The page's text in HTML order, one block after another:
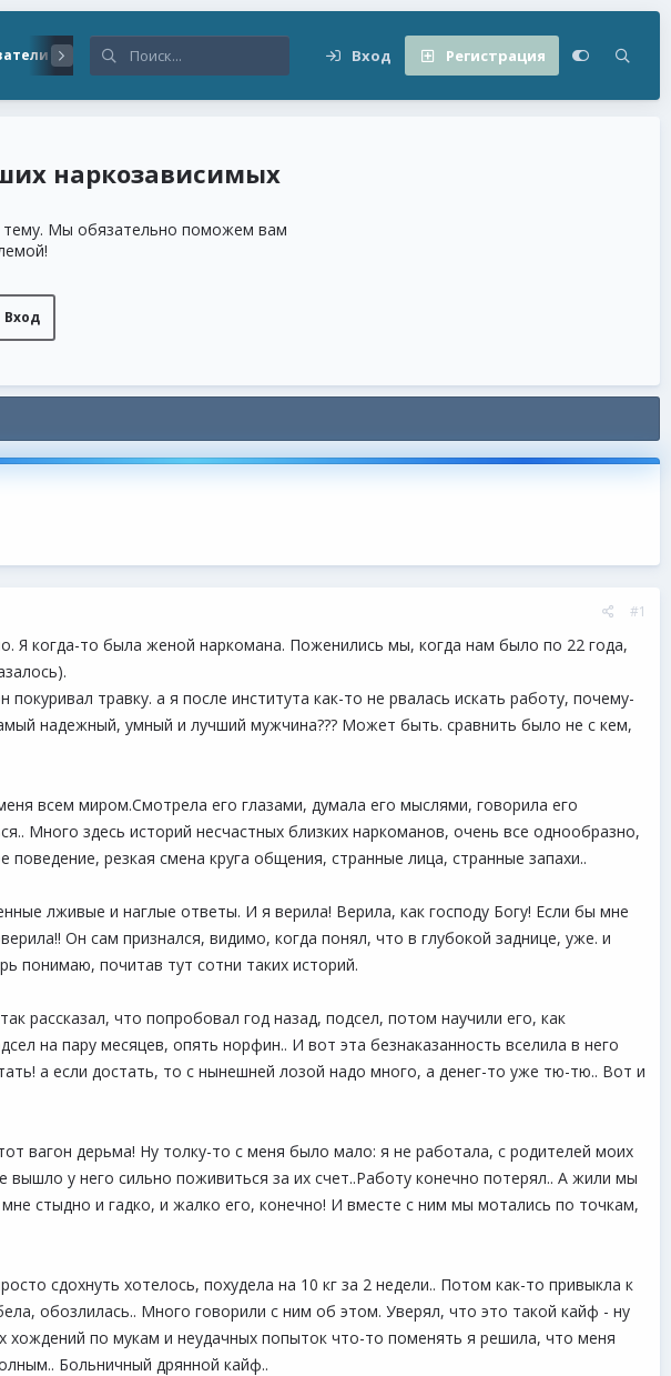
Вход Регистрация
наркозависимых
тему. Мы обязательно поможем вам
Вход
#1
Я когда-то была женой наркомана. Поженились мы, когда нам было по 22 года,
травку. а я после института как-то не рвалась искать работу, почему-
надежный, умный и лучший мужчина??? Может быть. сравнить было не с кем,
всем миром.Смотрела его глазами, думала его мыслями, говорила его
Много здесь историй несчастных близких наркоманов, очень все однообразно,
резкая смена круга общения, странные лица, странные запахи..
лживые и наглые ответы. И я верила! Верила, как господу Богу! Если бы мне
Он сам признался, видимо, когда понял, что в глубокой заднице, уже. и
понимаю, почитав тут сотни таких историй.
рассказал, что попробовал год назад, подсел, потом научили его, как
на пару месяцев, опять норфин.. И вот эта безнаказанность вселила в него
а если достать, то с нынешней лозой надо много, а денег-то уже тю-тю.. Вот и
вагон дерьма! Ну толку-то с меня было мало: я не работала, с родителей моих
вышло у него сильно поживиться за их счет..Работу конечно потерял.. А жили мы
стыдно и гадко, и жалко его, конечно! И вместе с ним мы мотались по точкам,
сдохнуть хотелось, похудела на 10 кг за 2 недели.. Потом как-то привыкла к
обозлилась.. Много говорили с ним об этом. Уверял, что это такой кайф - ну
хождений по мукам и неудачных попыток что-то поменять я решила, что меня
Больничный дрянной кайф..